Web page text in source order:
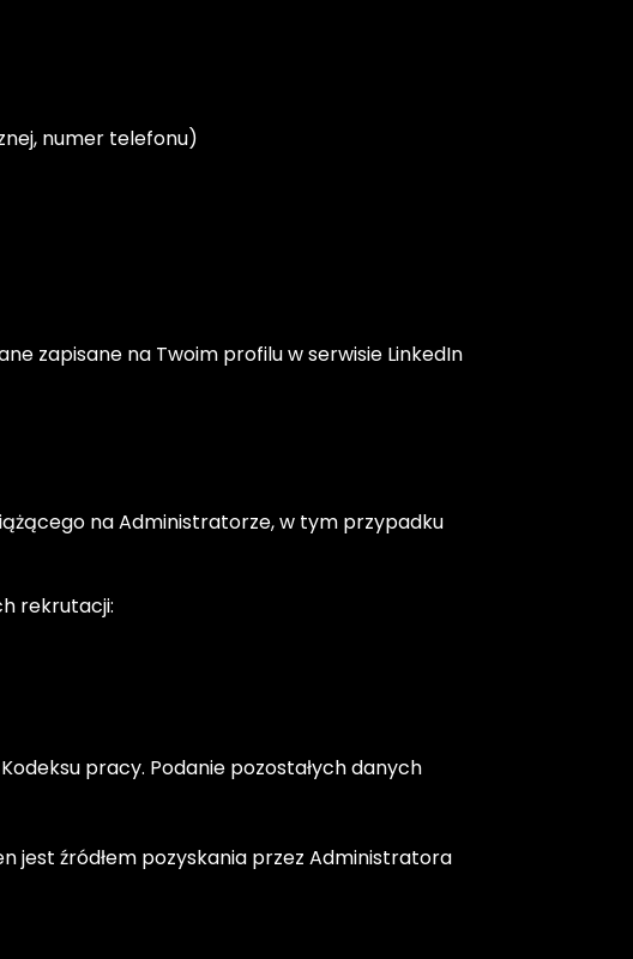
numer telefonu)
zapisane na Twoim profilu w serwisie LinkedIn
na Administratorze, w tym przypadku
rekrutacji:
pracy. Podanie pozostałych danych
jest źródłem pozyskania przez Administratora